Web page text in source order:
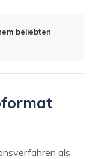
beliebten
als